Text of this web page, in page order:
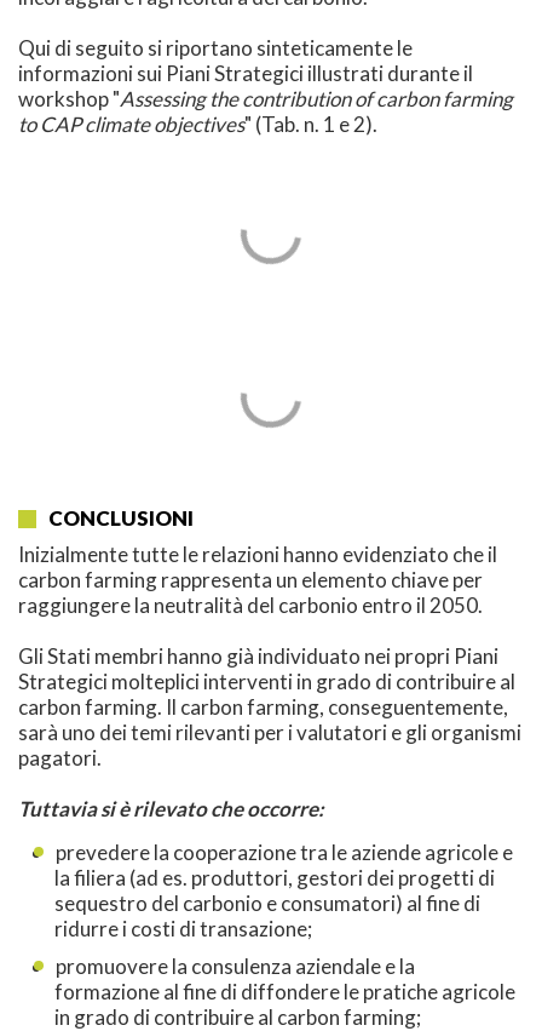
Qui di seguito si riportano sinteticamente le
informazioni sui Piani Strategici illustrati durante il
workshop "Assessing the contribution of carbon farming
to CAP climate objectives" (Tab. n. 1 e 2).
CONCLUSIONI
Inizialmente tutte le relazioni hanno evidenziato che il
carbon farming rappresenta un elemento chiave per
raggiungere la neutralità del carbonio entro il 2050.
Gli Stati membri hanno già individuato nei propri Piani
Strategici molteplici interventi in grado di contribuire al
carbon farming. Il carbon farming, conseguentemente,
sarà uno dei temi rilevanti per i valutatori e gli organismi
pagatori.
Tuttavia si è rilevato che occorre:
prevedere la cooperazione tra le aziende agricole e
la filiera (ad es. produttori, gestori dei progetti di
sequestro del carbonio e consumatori) al fine di
ridurre i costi di transazione;
promuovere la consulenza aziendale e la
formazione al fine di diffondere le pratiche agricole
in grado di contribuire al carbon farming;